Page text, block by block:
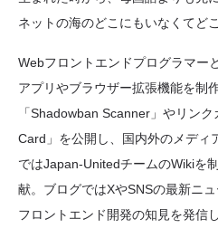
ネットの海のどこにもいなくてど
Webフロントエンドプログラマー
アプリやブラウザー拡張機能を制
「Shadowban Scanner」やリン
Card」を公開し、国内外のメディ
ではJapan-UnitedチームのWikiを
献。ブログではXやSNSの最新ニ
フロントエンド開発の知見を発信